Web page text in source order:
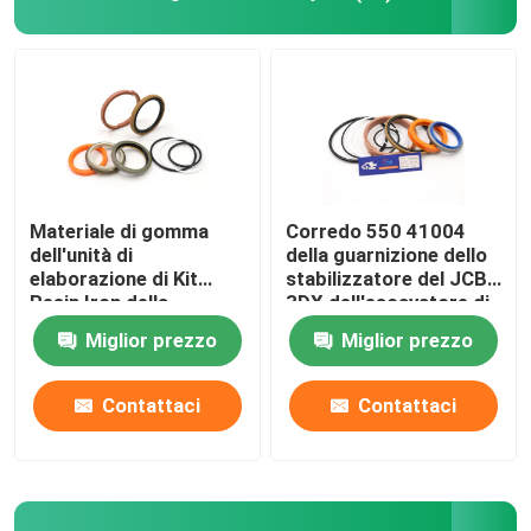
corredo della guarnizione del jcb
Rod Seal idraulico
Guarnizione idraulica
Parapolvere idraulica
Materiale di gomma
dell'unità di
elaborazione di Kit
Resin Iron della
guarnizione idraulica
del JCB per 332Y-5599
Miglior prezzo
Contattaci
Corredo 550 41004
della guarnizione dello
stabilizzatore del JCB
3DX dell'escavatore di
NBR PTFE
Miglior prezzo
Contattaci